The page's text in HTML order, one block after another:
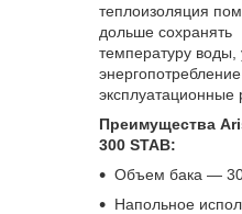
теплоизоляция
дольше сохранять
температуру
эксплуатационные
Преимущества
300 STAB:
Объем бака —
Напольное